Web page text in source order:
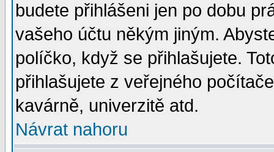
budete přihlášeni jen po dobu
vašeho účtu někým jiným.
políčko, když se přihlašujete.
přihlašujete z veřejného
kavárně, univerzitě atd.
Návrat nahoru